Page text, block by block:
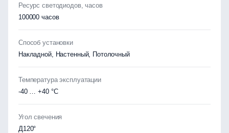
Ресурс светодиодов, часов
100000 часов
Способ установки
Накладной, Настенный, Потолочный
Температура эксплуатации
-40 … +40 °C
Угол свечения
Д120°